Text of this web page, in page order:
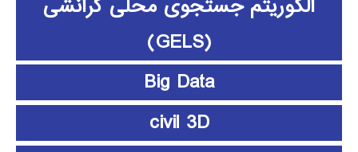
الگوریتم جستجوی محلی گرانشی
(GELS)
Big Data
civil 3D